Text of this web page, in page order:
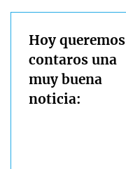
Hoy queremos
contaros una
muy buena
noticia: